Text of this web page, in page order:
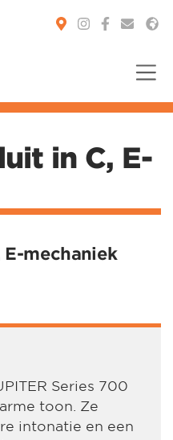
in C, E-
mechaniek
Series 700
toon. Ze
intonatie en een